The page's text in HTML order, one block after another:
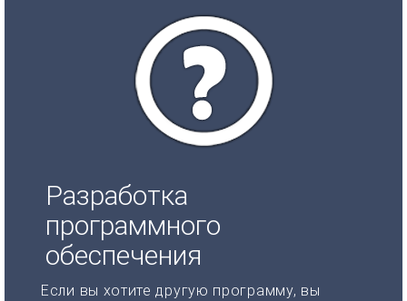
Разработка
программного
обеспечения
Если вы хотите другую программу, вы